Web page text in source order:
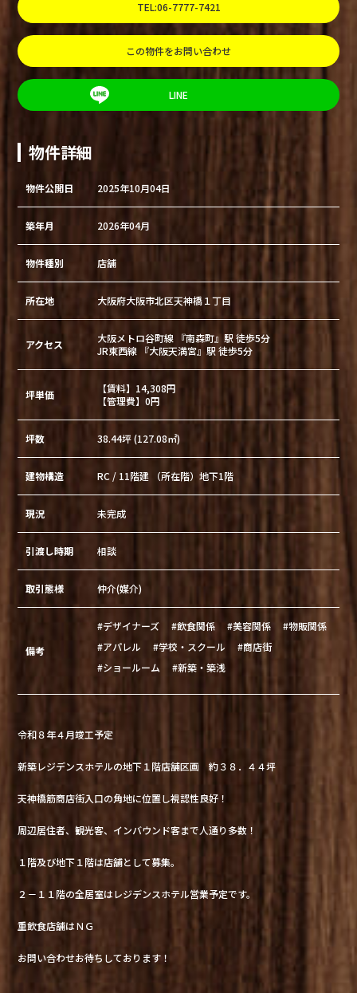
TEL:06-7777-7421
この物件をお問い合わせ
LINE
物件詳細
物件公開日 2025年10月04日
築年月 2026年04月
物件種別 店舗
所在地 大阪府大阪市北区天神橋１丁目
アクセス
大阪メトロ谷町線 『南森町』駅 徒歩5分
JR東西線 『大阪天満宮』駅 徒歩5分
坪単価
【賃料】14,308円
【管理費】0円
坪数 38.44坪 (127.08㎡)
建物構造 RC / 11階建 （所在階）地下1階
現況 未完成
引渡し時期 相談
取引態様 仲介(媒介)
備考
#デザイナーズ #飲食関係 #美容関係
#物販関係
#アパレル
#学校・スクール
#商店街
#ショールーム
#新築・築浅
令和８年４月竣工予定
新築レジデンスホテルの地下１階店舗区画 約３８．４４坪
天神橋筋商店街入口の角地に位置し視認性良好！
周辺居住者、観光客、インバウンド客まで人通り多数！
１階及び地下１階は店舗として募集。
２－１１階の全居室はレジデンスホテル営業予定です。
重飲食店舗はＮＧ
お問い合わせお待ちしております！